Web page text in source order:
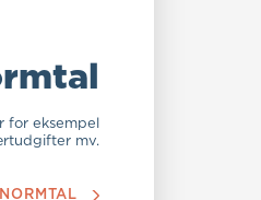
for eksempel
mv.